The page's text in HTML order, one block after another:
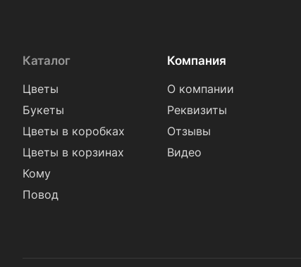
Каталог
Цветы
Букеты
Цветы в коробках
Цветы в корзинах
Кому
Повод
Компания
О компании
Реквизиты
Отзывы
Видео